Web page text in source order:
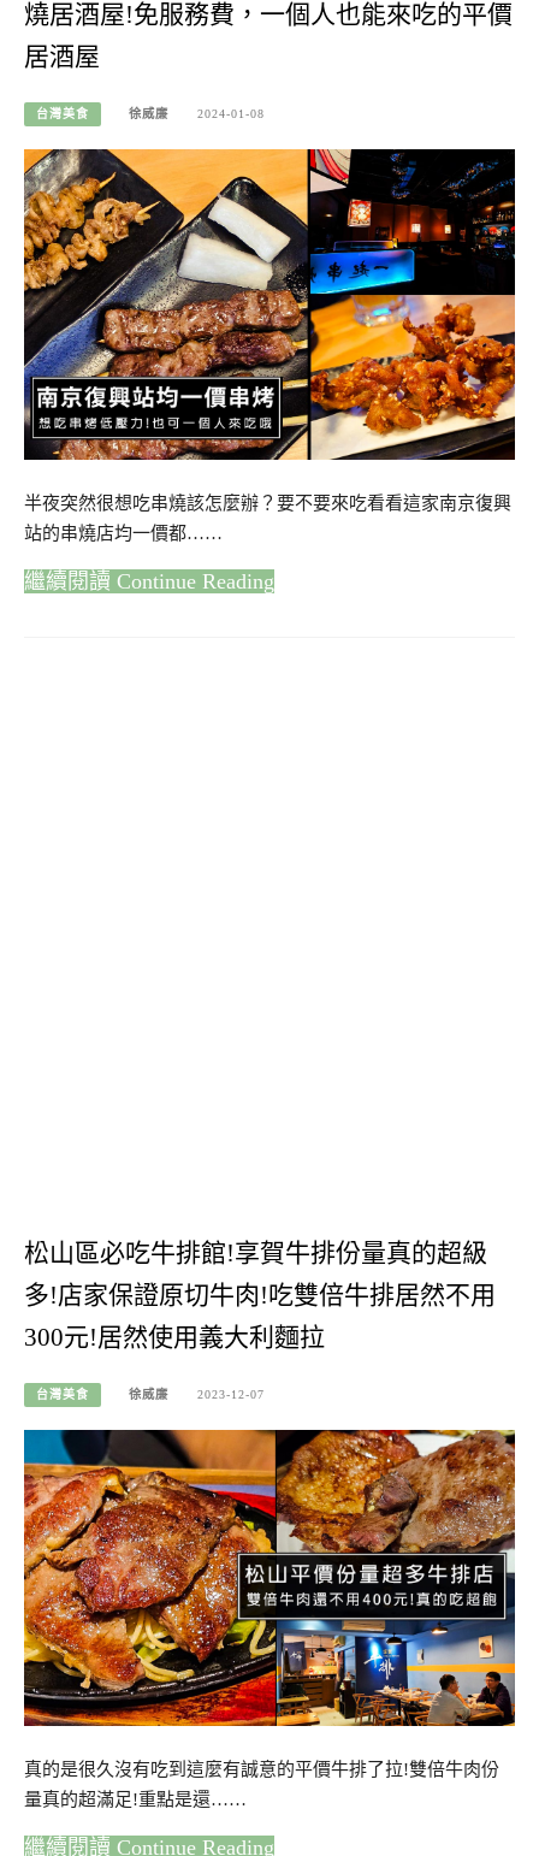
燒居酒屋!免服務費，一個人也能來吃的平價
居酒屋
台灣美食 徐威廉 2024-01-08
半夜突然很想吃串燒該怎麼辦？要不要來吃看看這家南京復興
站的串燒店均一價都……
Continue Reading
松山區必吃牛排館!享賀牛排份量真的超級
多!店家保證原切牛肉!吃雙倍牛排居然不用
300元!居然使用義大利麵拉
台灣美食 徐威廉 2023-12-07
真的是很久沒有吃到這麼有誠意的平價牛排了拉!雙倍牛肉份
量真的超滿足!重點是還……
Continue Reading